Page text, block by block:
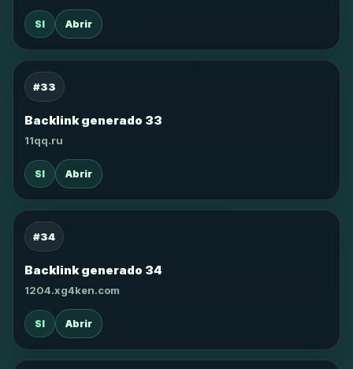
SI Abrir
#33
Backlink generado 33
11qq.ru
SI Abrir
#34
Backlink generado 34
1204.xg4ken.com
SI Abrir